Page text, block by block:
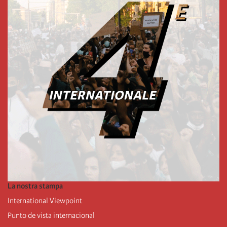
La nostra stampa
International Viewpoint
Punto de vista internacional